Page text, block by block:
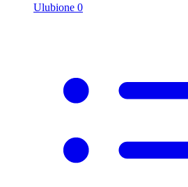
Ulubione 0